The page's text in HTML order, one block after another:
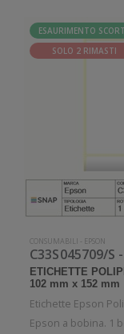
ESAURIMENTO
SOLO 2 RIMASTI
CONSUMABILI - EPSON
C33S045709/
ETICHETTE
102 mm x 152 mm
Etichette Epson
Epson a bobina. 1